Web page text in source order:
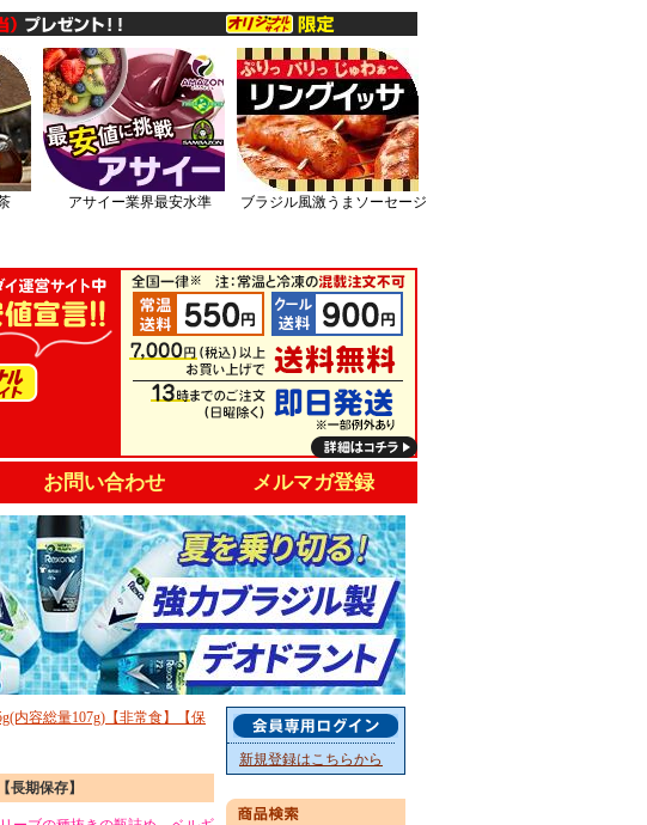
アサイー業界最安水準 ブラジル風激うまソーセージ
お問い合わせ メルマガ登録
内容総量107g)【非常食】【保
長期保存】
新規登録はこちらから